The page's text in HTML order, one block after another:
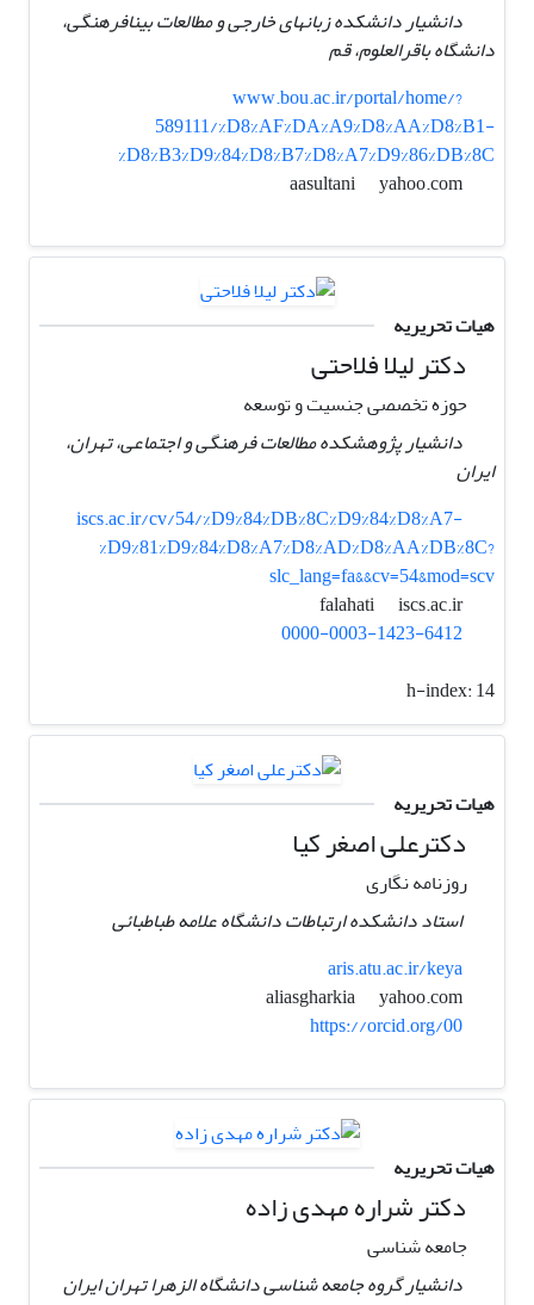
دانشیار دانشکده زبانهای خارجی و مطالعات بینافرهنگی،
دانشگاه باقرالعلوم، قم
www.bou.ac.ir/portal/home/?
589111/%D8%AF%DA%A9%D8%AA%D8%B1-
%D8%B3%D9%84%D8%B7%D8%A7%D9%86%DB%8C
yahoo.com
هیات تحریریه
دکتر لیلا فلاحتی
حوزه تخصصی جنسیت و توسعه
دانشیار پژوهشکده مطالعات فرهنگی و اجتماعی، تهران،
ایران
iscs.ac.ir/cv/54/%D9%84%DB%8C%D9%84%D8%A7-
%D9%81%D9%84%D8%A7%D8%AD%D8%AA%DB%8C?
slc_lang=fa&&cv=54&mod=scv
falahati
iscs.ac.ir
0000-0003-1423-6412
h-index:14
هیات تحریریه
دکترعلی اصغر کیا
روزنامه نگاری
استاد دانشکده ارتباطات دانشگاه علامه طباطبائی
aris.atu.ac.ir/keya
yahoo.com
https://orcid.org/00
هیات تحریریه
دکتر شراره مهدی زاده
جامعه شناسی
دانشیار گروه جامعه شناسی دانشگاه الزهرا تهران ایران